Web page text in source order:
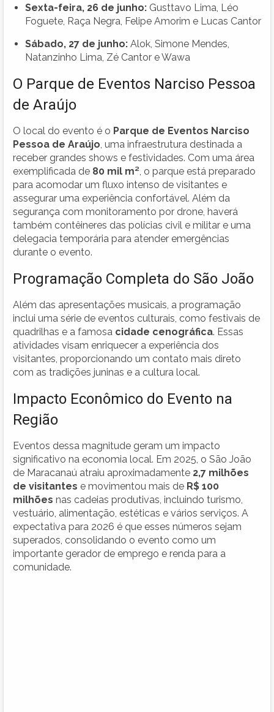
Sexta-feira, 26 de junho: Gusttavo Lima, Léo
Foguete, Raça Negra, Felipe Amorim e Lucas Cantor
Sábado, 27 de junho: Alok, Simone Mendes,
Natanzinho Lima, Zé Cantor e Wawa
O Parque de Eventos Narciso Pessoa
de Araújo
O local do evento é o Parque de Eventos Narciso
Pessoa de Araújo , uma infraestrutura destinada a
receber grandes shows e festividades. Com uma área
exemplificada de 80 mil m² , o parque está preparado
para acomodar um fluxo intenso de visitantes e
assegurar uma experiência confortável. Além da
segurança com monitoramento por drone, haverá
também contêineres das polícias civil e militar e uma
delegacia temporária para atender emergências
durante o evento.
Programação Completa do São João
Além das apresentações musicais, a programação
inclui uma série de eventos culturais, como festivais de
quadrilhas e a famosa cidade cenográfica. Essas
atividades visam enriquecer a experiência dos
visitantes, proporcionando um contato mais direto
com as tradições juninas e a cultura local.
Impacto Econômico do Evento na
Região
Eventos dessa magnitude geram um impacto
significativo na economia local. Em 2025, o São João
de Maracanaú atraiu aproximadamente 2,7 milhões
de visitantes e movimentou mais de R$ 100
milhões nas cadeias produtivas, incluindo turismo,
vestuário, alimentação, estéticas e vários serviços. A
expectativa para 2026 é que esses números sejam
superados, consolidando o evento como um
importante gerador de emprego e renda para a
comunidade.